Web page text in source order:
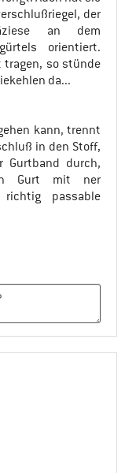
der
an dem
orientiert.
tragen, so stünde
da...
kann, trennt
in den Stoff,
Gurtband durch,
Gurt mit ner
passable